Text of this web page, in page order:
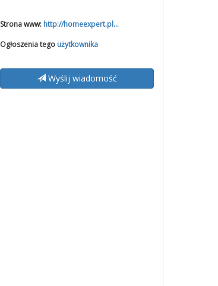
Strona www: http://homeexpert.pl...
Ogłoszenia tego użytkownika
Wyślij wiadomość